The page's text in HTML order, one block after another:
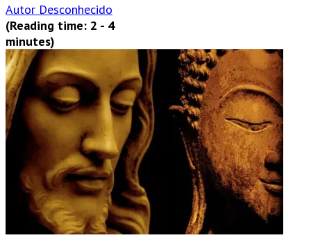
Autor Desconhecido
(Reading time: 2 - 4
minutes)